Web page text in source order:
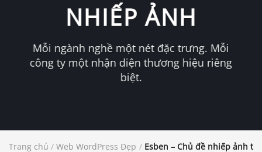
NHIẾP ẢNH
Mỗi ngành nghề một nét đặc trưng. Mỗi
công ty một nhận diện thương hiệu riêng
biệt.
Trang chủ / Web WordPress Đẹp / Esben – Chủ đề nhiếp ảnh